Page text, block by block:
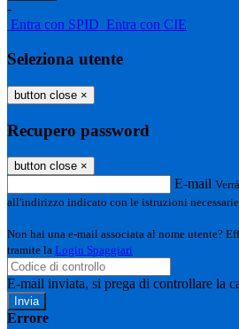
-
Entra con SPID Entra con CIE
Seleziona utente
button close ×
Recupero password
button close ×
E-mail
all'indirizzo indicato con le istruzioni
Non hai una e-mail associata al nome utente?
tramite la Login Spaggiari
E-mail inviata, si prega di controllare la
Errore